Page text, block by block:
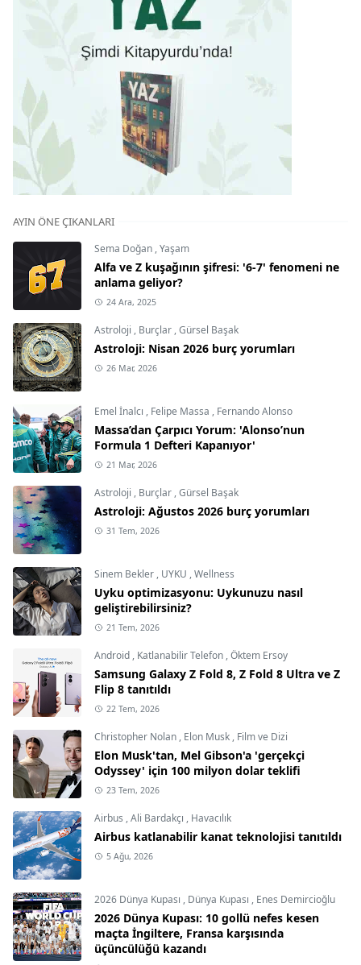
AYIN ÖNE ÇIKANLARI
Sema Doğan ,Yaşam
Alfa ve Z kuşağının şifresi: '6-7' fenomeni ne
anlama geliyor?
24 Ara, 2025
Astroloji , Burçlar ,Gürsel Başak
Astroloji: Nisan 2026 burç yorumları
26 Mar, 2026
Emel İnalcı , Felipe Massa , Fernando Alonso
Massa’dan Çarpıcı Yorum: 'Alonso’nun
Formula 1 Defteri Kapanıyor'
21 Mar, 2026
Astroloji , Burçlar ,Gürsel Başak
Astroloji: Ağustos 2026 burç yorumları
31 Tem, 2026
Sinem Bekler , UYKU ,Wellness
Uyku optimizasyonu: Uykunuzu nasıl
geliştirebilirsiniz?
21 Tem, 2026
Android , Katlanabilir Telefon ,Öktem Ersoy
Samsung Galaxy Z Fold 8, Z Fold 8 Ultra ve Z
Flip 8 tanıtıldı
22 Tem, 2026
Christopher Nolan , Elon Musk , Film ve Dizi
Elon Musk'tan, Mel Gibson'a 'gerçekçi
Odyssey' için 100 milyon dolar teklifi
23 Tem, 2026
Airbus ,Ali Bardakçı , Havacılık
Airbus katlanabilir kanat teknolojisi tanıtıldı
5 Ağu, 2026
2026 Dünya Kupası , Dünya Kupası , Enes Demircioğlu
2026 Dünya Kupası: 10 gollü nefes kesen
maçta İngiltere, Fransa karşısında
üçüncülüğü kazandı